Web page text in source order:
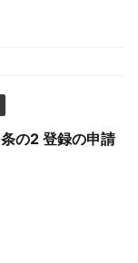
の2 登録の申請